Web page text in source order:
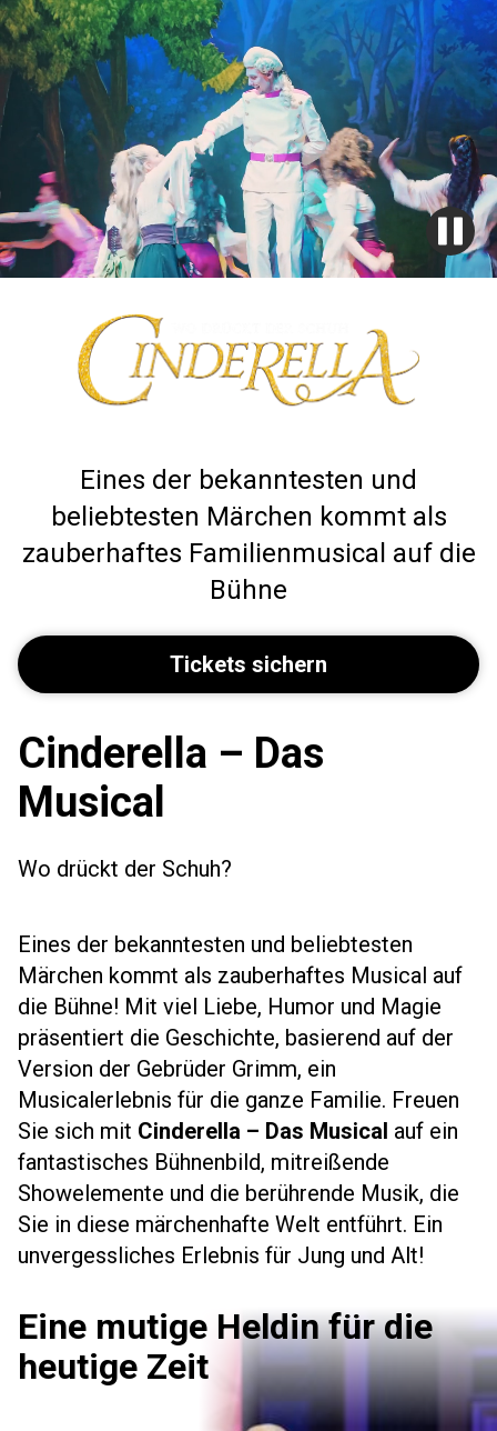
Eines der bekanntesten und
beliebtesten Märchen kommt als
zauberhaftes Familienmusical auf die
Bühne
Tickets sichern
Cinderella – Das
Musical
Wo drückt der Schuh?
Eines der bekanntesten und beliebtesten
Märchen kommt als zauberhaftes Musical auf
die Bühne! Mit viel Liebe, Humor und Magie
präsentiert die Geschichte, basierend auf der
Version der Gebrüder Grimm, ein
Musicalerlebnis für die ganze Familie. Freuen
Sie sich mit Cinderella – Das Musical auf ein
fantastisches Bühnenbild, mitreißende
Showelemente und die berührende Musik, die
Sie in diese märchenhafte Welt entführt. Ein
unvergessliches Erlebnis für Jung und Alt!
Eine mutige Heldin für die
heutige Zeit